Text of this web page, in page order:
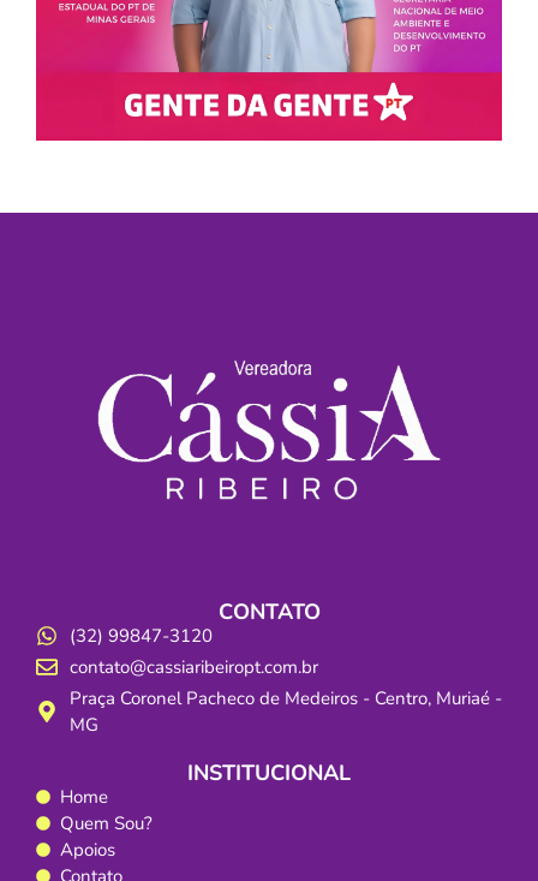
CONTATO
(32) 99847-3120
contato@cassiaribeiropt.com.br
Praça Coronel Pacheco de Medeiros - Centro, Muriaé -
MG
INSTITUCIONAL
Home
Quem Sou?
Apoios
Contato